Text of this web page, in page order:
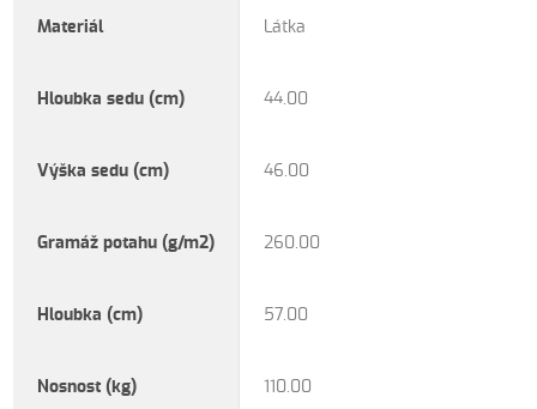
Materiál Látka
Hloubka sedu (cm) 44.00
Výška sedu (cm) 46.00
Gramáž potahu (g/m2) 260.00
Hloubka (cm) 57.00
Nosnost (kg) 110.00